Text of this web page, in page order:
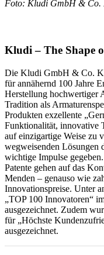
Foto: Kludi GmbH & Co.
Kludi – The Shape
Die Kludi GmbH & Co.
für annähernd 100 Jahre
Herstellung hochwertiger
Tradition als
Produkten exzellente
Funktionalität, innovative
auf einzigartige Weise zu
wegweisenden
wichtige Impulse
Patente gehen auf das
Menden – genauso wie
Innovationspreise. Unter
„TOP 100 Innovatoren“
ausgezeichnet. Zudem
für „Höchste
ausgezeichnet.